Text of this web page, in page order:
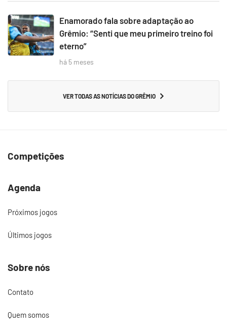
Enamorado fala sobre adaptação ao
Grêmio: “Senti que meu primeiro treino foi
eterno”
há 5 meses
VER TODAS AS NOTÍCIAS DO GRÊMIO
Competições
Agenda
Próximos jogos
Últimos jogos
Sobre nós
Contato
Quem somos